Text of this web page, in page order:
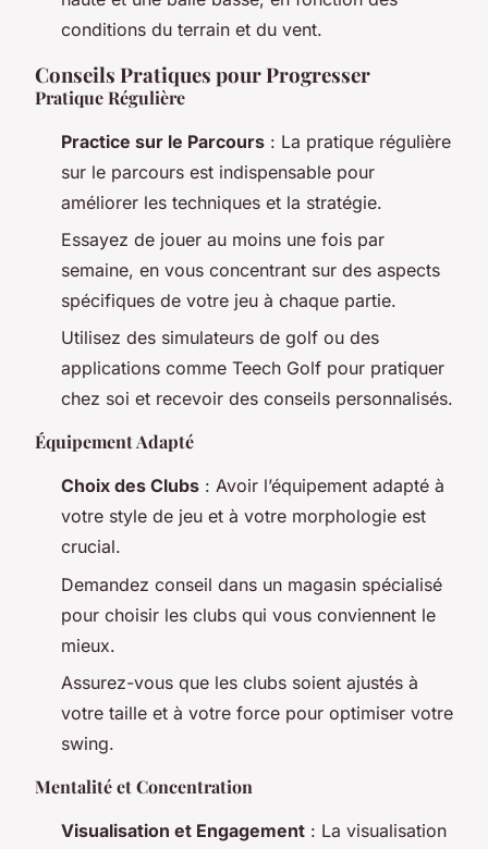
conditions du terrain et du vent.
Conseils Pratiques pour Progresser
Pratique Régulière
Practice sur le Parcours : La pratique régulière
sur le parcours est indispensable pour
améliorer les techniques et la stratégie.
Essayez de jouer au moins une fois par
semaine, en vous concentrant sur des aspects
spécifiques de votre jeu à chaque partie.
Utilisez des simulateurs de golf ou des
applications comme Teech Golf pour pratiquer
chez soi et recevoir des conseils personnalisés.
Équipement Adapté
Choix des Clubs : Avoir l’équipement adapté à
votre style de jeu et à votre morphologie est
crucial.
Demandez conseil dans un magasin spécialisé
pour choisir les clubs qui vous conviennent le
mieux.
Assurez-vous que les clubs soient ajustés à
votre taille et à votre force pour optimiser votre
swing.
Mentalité et Concentration
Visualisation et Engagement : La visualisation